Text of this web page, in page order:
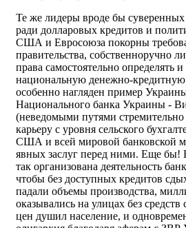
Те же лидеры вроде бы суверенных
ради долларовых кредитов и
США и Евросоюза покорны
правительства, собственноручно
права самостоятельно определять и
национальную денежно-кредитную
особенно нагляден пример
Национального банка Украины -
(неведомыми путями
карьеру с уровня сельского
США и всей мировой банковской
явных заслуг перед ними. Еще бы!
так организована деятельность
чтобы без доступных кредитов
падали объемы производства,
оказывались на улицах без
цен душил население, и